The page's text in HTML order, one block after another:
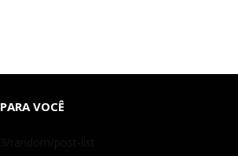
PARA VOCÊ
3/random/post-list